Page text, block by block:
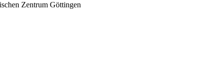
Zentrum Göttingen